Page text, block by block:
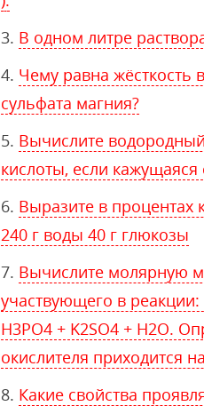
В одном литре
Чему равна жёсткость
сульфата магния?
Вычислите
кислоты, если
Выразите в процентах
240 г воды 40 г глюкозы
Вычислите молярную
участвующего в
H3РO4 + K2SO4 + H2O.
окислителя приходится
Какие свойства